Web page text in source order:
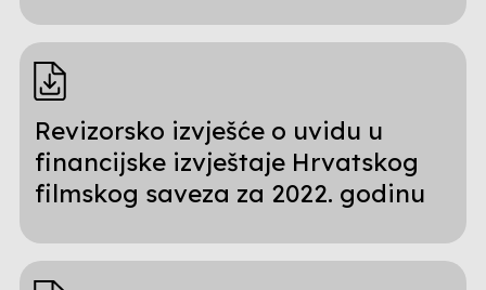
Revizorsko izvješće o uvidu u
financijske izvještaje Hrvatskog
filmskog saveza za 2022. godinu